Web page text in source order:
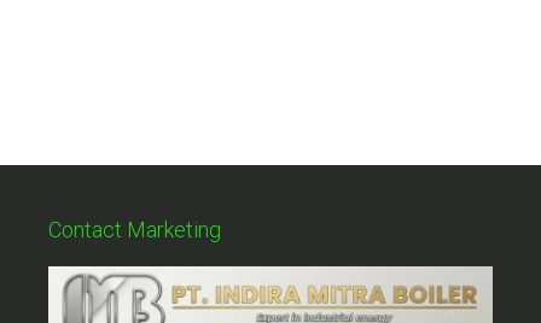
Contact Marketing